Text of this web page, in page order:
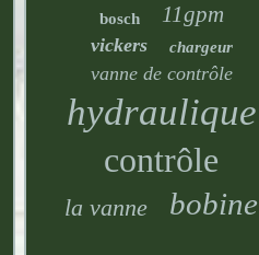
bosch 11gpm
vickers chargeur
vanne de contrôle
hydraulique
contrôle
la vanne bobine